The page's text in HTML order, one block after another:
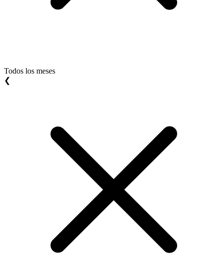
Todos los meses
❮